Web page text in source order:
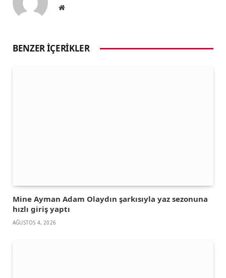
Website
BENZER İÇERIKLER
Mine Ayman Adam Olaydın şarkısıyla yaz sezonuna
hızlı giriş yaptı
AĞUSTOS 4, 2026